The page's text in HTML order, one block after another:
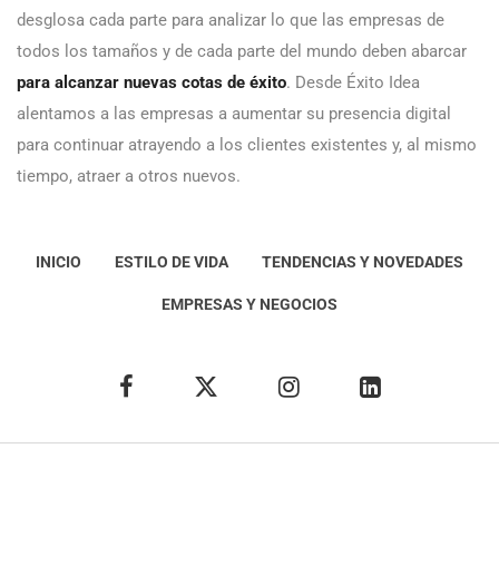
desglosa cada parte para analizar lo que las empresas de
todos los tamaños y de cada parte del mundo deben abarcar
para alcanzar nuevas cotas de éxito. Desde Éxito Idea
alentamos a las empresas a aumentar su presencia digital
para continuar atrayendo a los clientes existentes y, al mismo
tiempo, atraer a otros nuevos.
INICIO ESTILO DE VIDA TENDENCIAS Y NOVEDADES
EMPRESAS Y NEGOCIOS